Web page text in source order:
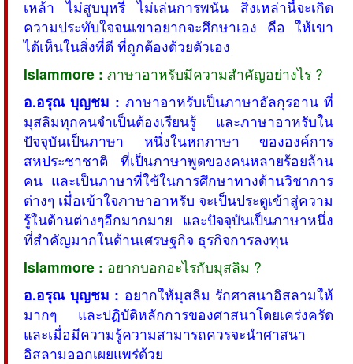
เหล้า ไม่สูบบุหรี่ ไม่เล่นการพนัน สิ่งเหล่านี้จะเกิด
ความประทับใจจนเขาอยากจะศึกษาเอง คือ ให้เขา
ได้เห็นในสิ่งที่ดี ที่ถูกต้องด้วยตัวเอง
Islammore : ภาษาอาหรับมีความสำคัญอย่างไร ?
อ.อรุณ บุญชม : ภาษาอาหรับเป็นภาษาอัลกุรอาน ที่
มุสลิมทุกคนจำเป็นต้องเรียนรู้ และภาษาอาหรับใน
ปัจจุบันเป็นภาษา หนึ่งในหกภาษา ขององค์การ
สหประชาชาติ ที่เป็นภาษาพูดของคนหลายร้อยล้าน
คน และเป็นภาษาที่ใช้ในการศึกษาทางด้านวิชาการ
ต่างๆ เมื่อเข้าใจภาษาอาหรับ จะเป็นประตูเข้าสู่ความ
รู้ในด้านต่างๆอีกมากมาย และปัจจุบันเป็นภาษาหนึ่ง
ที่สำคัญมากในด้านเศรษฐกิจ ธุรกิจการลงทุน
Islammore : อยากบอกอะไรกับมุสลิม ?
อ.อรุณ บุญชม : อยากให้มุสลิม รักศาสนาอิสลามให้
มากๆ และปฏิบัติหลักการของศาสนาโดยเคร่งครัด
และเมื่อมีความรู้ความสามารถควรจะนำศาสนา
อิสลามออกเผยแพร่ด้วย